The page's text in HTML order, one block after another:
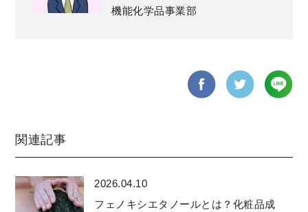
機能化学品事業部
関連記事
2026.04.10
フェノキシエタノールとは？化粧品成